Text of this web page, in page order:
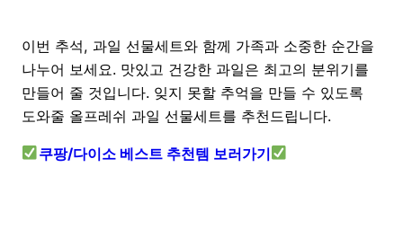
이번 추석, 과일 선물세트와 함께 가족과 소중한 순간을
나누어 보세요. 맛있고 건강한 과일은 최고의 분위기를
만들어 줄 것입니다. 잊지 못할 추억을 만들 수 있도록
도와줄 올프레쉬 과일 선물세트를 추천드립니다.
쿠팡/다이소 베스트 추천템 보러가기